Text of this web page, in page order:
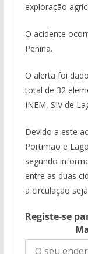
exploração
O acidente
Penina.
O alerta foi
total de 32
INEM, SIV de
Devido a este
Portimão e
segundo
entre as duas
a circulação
Registe-se